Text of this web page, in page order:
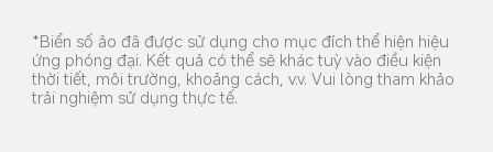
*Biển số ảo đã được sử dụng cho mục đích thể hiện hiệu
ứng phóng đại. Kết quả có thể sẽ khác tuỳ vào điều kiện
thời tiết, môi trường, khoảng cách, v.v. Vui lòng tham khảo
trải nghiệm sử dụng thực tế.